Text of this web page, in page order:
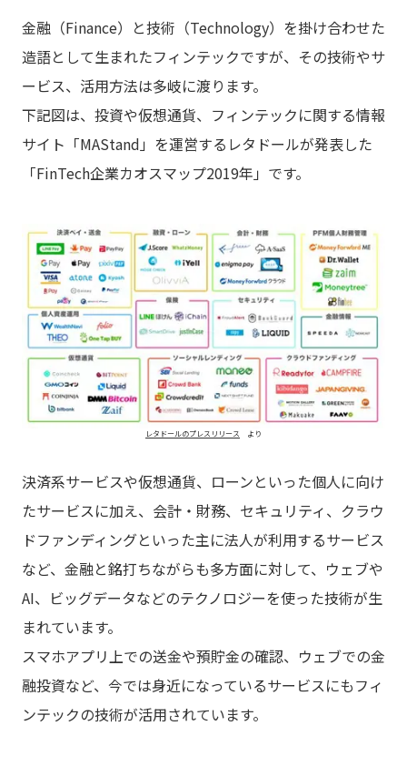
金融（Finance）と技術（Technology）を掛け合わせた
造語として生まれたフィンテックですが、その技術やサ
ービス、活用方法は多岐に渡ります。
下記図は、投資や仮想通貨、フィンテックに関する情報
サイト「MAStand」を運営するレタドールが発表した
「FinTech企業カオスマップ2019年」です。
レタドールのプレスリリース より
決済系サービスや仮想通貨、ローンといった個人に向け
たサービスに加え、会計・財務、セキュリティ、クラウ
ドファンディングといった主に法人が利用するサービス
など、金融と銘打ちながらも多方面に対して、ウェブや
AI、ビッグデータなどのテクノロジーを使った技術が生
まれています。
スマホアプリ上での送金や預貯金の確認、ウェブでの金
融投資など、今では身近になっているサービスにもフィ
ンテックの技術が活用されています。